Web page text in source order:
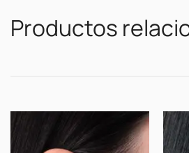
Productos